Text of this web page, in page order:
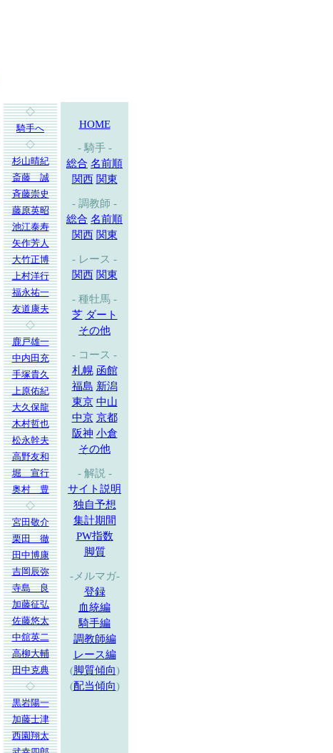
◇
騎手へ
◇
杉山晴紀
斎藤 誠
斉藤崇史
藤原英昭
池江泰寿
矢作芳人
大竹正博
上村洋行
福永祐一
友道康夫
◇
鹿戸雄一
中内田充
手塚貴久
上原佑紀
大久保龍
木村哲也
松永幹夫
高野友和
堀 宣行
奥村 豊
◇
宮田敬介
栗田 徹
田中博康
吉岡辰弥
寺島 良
加藤征弘
佐藤悠太
中舘英二
高柳大輔
田中克典
◇
黒岩陽一
加藤士津
西園翔太
HOME
- 騎手 -
総合 名前順
関西 関東
- 調教師 -
総合 名前順
関西 関東
- レース -
関西 関東
- 種牡馬 -
芝 ダート
その他
- コース -
札幌 函館
福島 新潟
東京 中山
中京 京都
阪神 小倉
その他
- 解説 -
サイト説明
独自予想
集計期間
PW指数
脚質
-メルマガ-
登録
血統編
騎手編
調教師編
レース編
(脚質傾向)
(配当傾向)